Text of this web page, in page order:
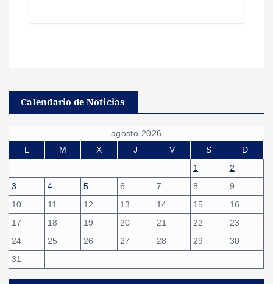
Calendario de Noticias
agosto 2026
L
M X J V S
D
1
2
3
4 5 6 7 8
9
10
11 12 13 14 15
16
17
18 19 20 21 22
23
24
25 26 27 28 29
30
31